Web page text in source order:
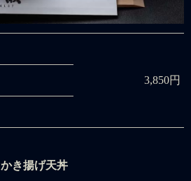
3,850円
かき揚げ天丼